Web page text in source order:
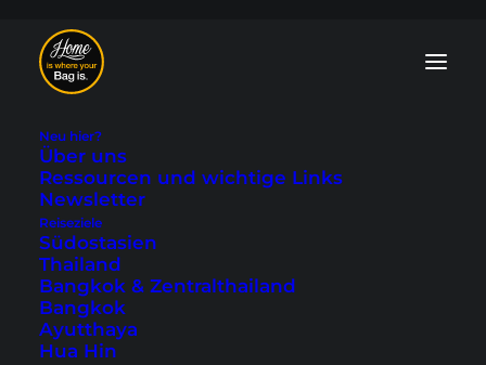
Neu hier?
Über uns
Ressourcen und wichtige Links
Newsletter
Reiseziele
Südostasien
Thailand
Bangkok & Zentralthailand
Bangkok
Ayutthaya
Hua Hin
Urlaubs- und Reiseblog:
Home is where your Bag is
Seit 2013 reisen wir um die Welt. Entdecke
Südostasien und die Welt mit unseren